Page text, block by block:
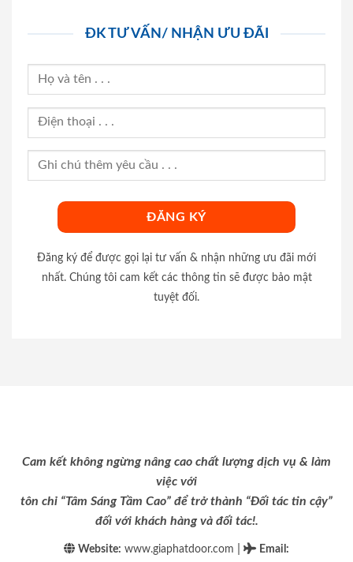
ĐK TƯ VẤN/ NHẬN ƯU ĐÃI
Đăng ký để được gọi lại tư vấn & nhận những ưu đãi mới
nhất. Chúng tôi cam kết các thông tin sẽ được bảo mật
tuyệt đối.
Cam kết không ngừng nâng cao chất lượng dịch vụ & làm
việc với
tôn chỉ “Tâm Sáng Tầm Cao” để trở thành “Đối tác tin cậy”
đối với khách hàng và đối tác!.
Website: www.giaphatdoor.com Email :